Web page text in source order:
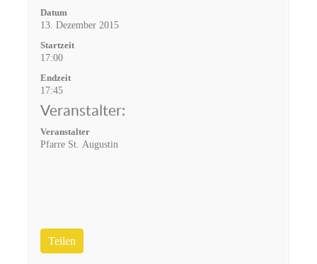
Datum
13. Dezember 2015
Startzeit
17:00
Endzeit
17:45
Veranstalter:
Veranstalter
Pfarre St. Augustin
Teilen